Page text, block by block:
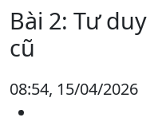
Bài 2: Tư
cũ
08:54, 15/04/2026